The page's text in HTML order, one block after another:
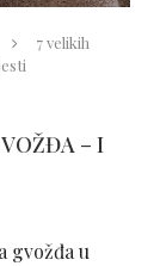
7 velikih
– I
gvožđa u